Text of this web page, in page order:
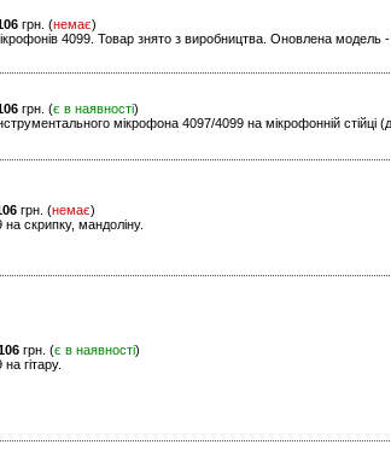
грн. (немає)
4099. Товар знято з виробництва. Оновлена модель -
грн. (є в наявності)
мікрофона 4097/4099 на мікрофонній стійці
грн. (немає)
скрипку, мандоліну.
грн. (є в наявності)
гітару.